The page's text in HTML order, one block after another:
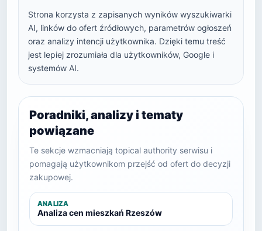
Strona korzysta z zapisanych wyników wyszukiwarki
AI, linków do ofert źródłowych, parametrów ogłoszeń
oraz analizy intencji użytkownika. Dzięki temu treść
jest lepiej zrozumiała dla użytkowników, Google i
systemów AI.
Poradniki, analizy i tematy
powiązane
Te sekcje wzmacniają topical authority serwisu i
pomagają użytkownikom przejść od ofert do decyzji
zakupowej.
ANALIZA
Analiza cen mieszkań Rzeszów